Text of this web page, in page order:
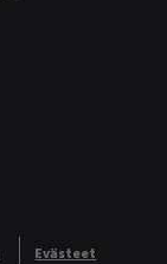
Evästeet